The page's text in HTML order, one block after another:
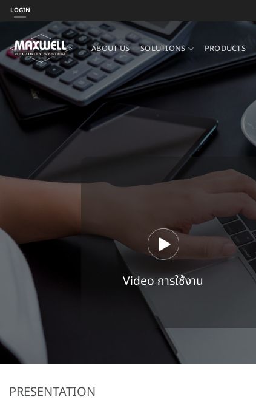
ข้าม
เนื้อหา
LOGIN
ABOUT US SOLUTIONS PRODUCTS
Video การใช้งาน
PRESENTATION